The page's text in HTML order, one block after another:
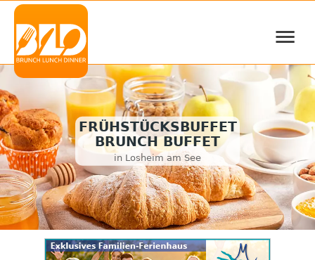
≡
FRÜHSTÜCKSBUFFET
BRUNCH BUFFET
in Losheim am See